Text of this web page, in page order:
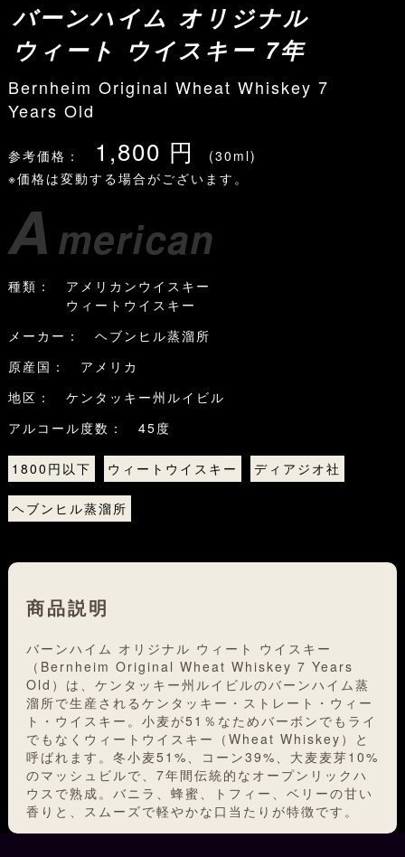
バーンハイム オリジナル
ウィート ウイスキー 7年
Bernheim Original Wheat Whiskey 7
Years Old
参考価格： 1,800 円
(30ml)
※価格は変動する場合がございます。
A merican
種類： アメリカンウイスキー
ウィートウイスキー
メーカー： ヘブンヒル蒸溜所
原産国： アメリカ
地区： ケンタッキー州ルイビル
アルコール度数： 45度
1800円以下 ウィートウイスキー ディアジオ社
ヘブンヒル蒸溜所
商品説明
バーンハイム オリジナル ウィート ウイスキー
（Bernheim Original Wheat Whiskey 7 Years
Old）は、ケンタッキー州ルイビルのバーンハイム蒸
溜所で生産されるケンタッキー・ストレート・ウィー
ト・ウイスキー。小麦が51％なためバーボンでもライ
でもなくウィートウイスキー（Wheat Whiskey）と
呼ばれます。冬小麦51%、コーン39%、大麦麦芽10%
のマッシュビルで、7年間伝統的なオープンリックハ
ウスで熟成。バニラ、蜂蜜、トフィー、ベリーの甘い
香りと、スムーズで軽やかな口当たりが特徴です。